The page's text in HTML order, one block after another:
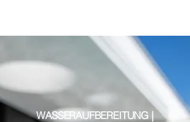
WASSERAUFBEREITUNG |